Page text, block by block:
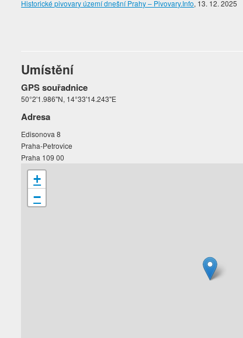
Historické pivovary území dnešní Prahy – Pivovary.Info, 13. 12. 2025
Umístění
GPS souřadnice
50°2'1.986"N, 14°33'14.243"E
Adresa
Edisonova 8
Praha-Petrovice
Praha 109 00
+
−